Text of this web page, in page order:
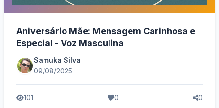
Aniversário Mãe: Mensagem Carinhosa e
Especial - Voz Masculina
Samuka Silva
09/08/2025
101 0 0